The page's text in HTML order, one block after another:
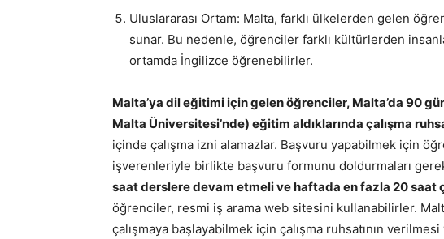
Uluslararası Ortam: Malta, farklı ülkelerden gelen
sunar. Bu nedenle, öğrenciler farklı kültürlerden
ortamda İngilizce öğrenebilirler.
Malta’ya dil eğitimi için gelen öğrenciler, Malta’da 90
Malta Üniversitesi’nde) eğitim aldıklarında çalışma
içinde çalışma izni alamazlar. Başvuru yapabilmek için
işverenleriyle birlikte başvuru formunu doldurmaları
saat derslere devam etmeli ve haftada en fazla 20 saat
öğrenciler, resmi iş arama web sitesini kullanabilirler.
çalışmaya başlayabilmek için çalışma ruhsatının